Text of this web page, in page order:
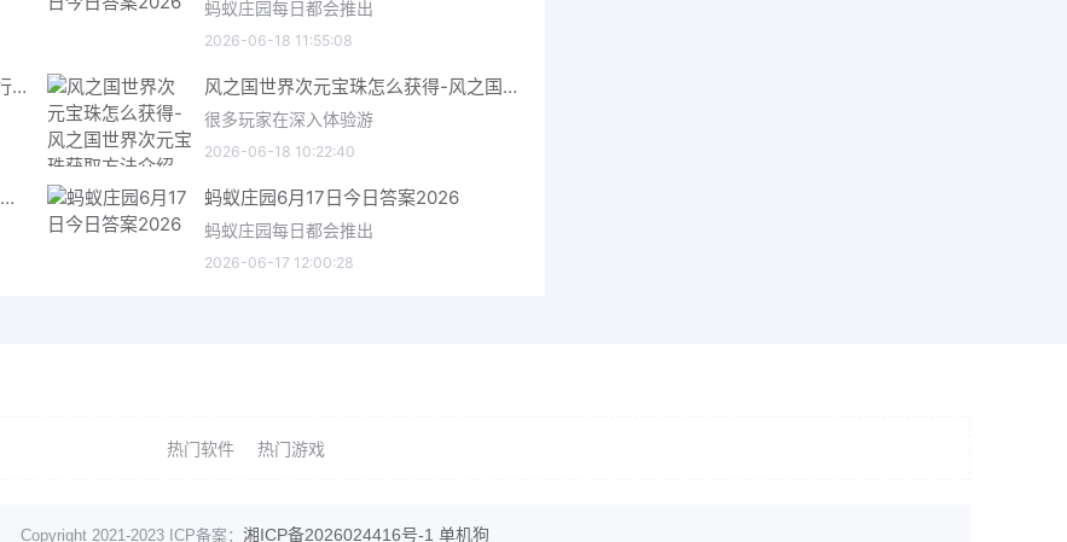
蚂蚁庄园每日都会推出
2026-06-18 11:55:08
三角洲行动6月18日今日密码 三角洲行动2026年6月18今日摩斯密码分享 风之国世界次元宝珠怎么获得-风之国世界次元宝珠获取方法介绍
很多玩家在深入体验游
2026-06-18 10:22:40
星际矿业研究点数获取指南 星际矿业研究点数获取方法 蚂蚁庄园6月17日今日答案2026
蚂蚁庄园每日都会推出
2026-06-17 12:00:28
热门软件 热门游戏
Copyright 2021-2023 ICP备案： 湘ICP备2026024416号-1 单机狗